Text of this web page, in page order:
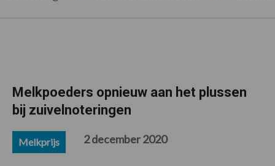
Melkpoeders opnieuw aan het plussen
bij zuivelnoteringen
Melkprijs 2 december 2020